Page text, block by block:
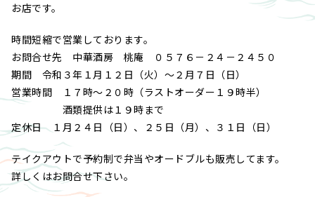
お店です。
時間短縮で営業しております。
お問合せ先 中華酒房 桃庵 ０５７６－２４－２４５０
期間 令和３年１月１２日（火）～２月７日（日）
営業時間 １７時～２０時（ラストオーダー１９時半）
酒類提供は１９時まで
定休日 １月２４日（日）、２５日（月）、３１日（日）
テイクアウトで予約制で弁当やオードブルも販売してます。
詳しくはお問合せ下さい。